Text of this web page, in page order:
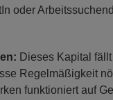
oder
Dieses Kapital
Regelmäßigkeit
funktioniert auf